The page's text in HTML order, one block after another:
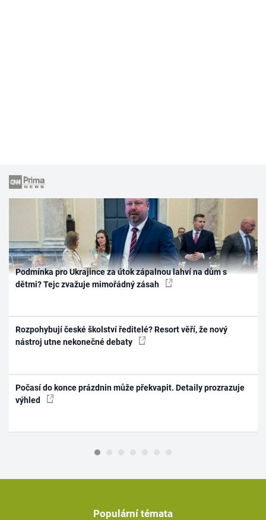
Podmínka pro Ukrajince za útok zápalnou lahví na dům s
dětmi? Tejc zvažuje mimořádný zásah
Rozpohybují české školství ředitelé? Resort věří, že nový
nástroj utne nekonečné debaty
Počasí do konce prázdnin může překvapit. Detaily prozrazuje
výhled
Populární témata